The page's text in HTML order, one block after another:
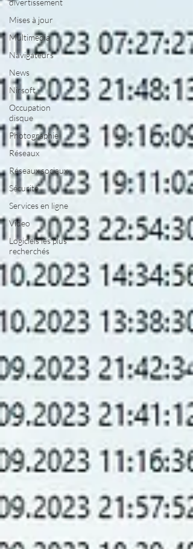
divertissement
Mises à jour
Multimedia
Navigateurs
News
Nirsoft
Occupation
disque
Photographie
Réseaux
Réseaux sociaux
Sécurité
Services en ligne
Video
Logiciels les plus
recherchés